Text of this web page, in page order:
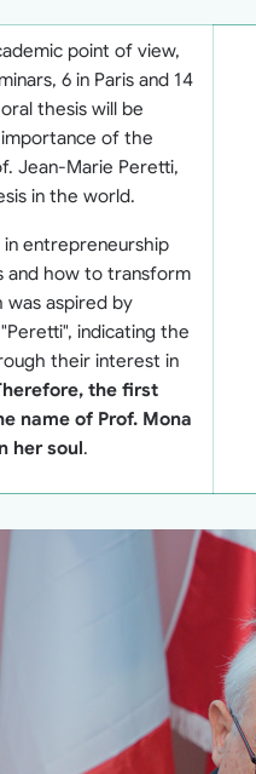
point of view,
6 in Paris and 14
thesis will be
importance of the
Jean-Marie Peretti,
in the world.
entrepreneurship
and how to transform
was aspired by
indicating the
their interest in
the first
name of Prof. Mona
her soul.